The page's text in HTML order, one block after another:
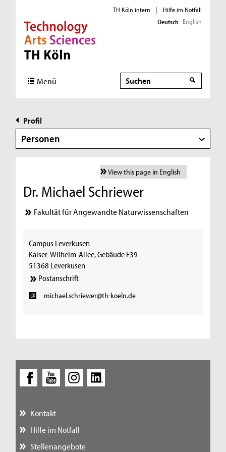
Direkt zur Hauptnavigation
Direkt zur Subnavigation
Direkt zum Inhalt
Direkt zum Fußbereich
TH Köln intern |
Hilfe im Notfall
Deutsch English
Menü Suche
Profil
Personen
View this page in English
Dr. Michael Schriewer
Fakultät für Angewandte Naturwissenschaften
Campus Leverkusen
Kaiser-Wilhelm-Allee, Gebäude E39
51368 Leverkusen
Postanschrift
michael.schriewer@th-koeln.de
Kontakt
Hilfe im Notfall
Stellenangebote